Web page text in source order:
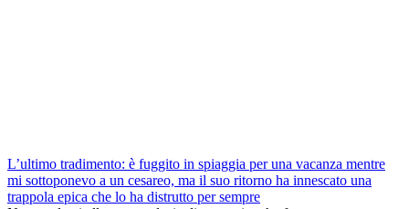
L’ultimo tradimento: è fuggito in spiaggia per una vacanza mentre
mi sottoponevo a un cesareo, ma il suo ritorno ha innescato una
trappola epica che lo ha distrutto per sempre